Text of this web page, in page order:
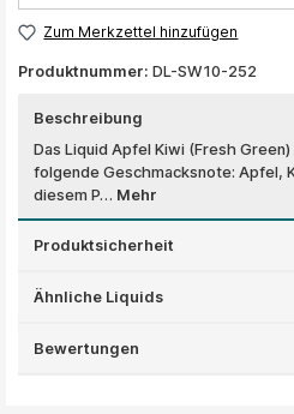
Zum Merkzettel hinzufügen
Produktnummer: DL-SW10-252
Beschreibung
Das Liquid Apfel Kiwi (Fresh
folgende Geschmacksnote: Apfel,
diesem P… Mehr
Produktsicherheit
Ähnliche Liquids
Bewertungen